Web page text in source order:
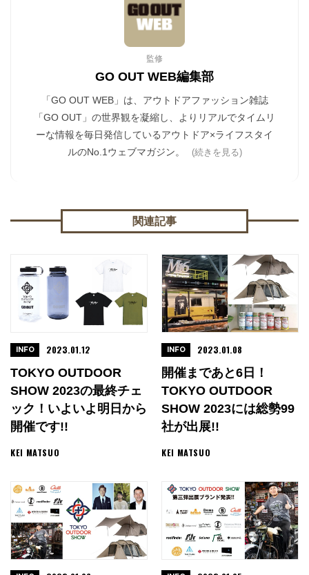
監修
GO OUT WEB編集部
「GO OUT WEB」は、アウトドアファッション雑誌
「GO OUT」の世界観を凝縮し、よりリアルでタイムリ
ーな情報を毎日発信しているアウトドア×ライフスタイ
ルのNo.1ウェブマガジン。
(続きを見る)
関連記事
TOKYO OUTDOOR
SHOW 2023の最終チェ
ック！いよいよ明日から
開催です!!
KEI MATSUO
INFO 2023.01.12
開催まであと6日！
TOKYO OUTDOOR
SHOW 2023には総勢99
社が出展!!
KEI MATSUO
INFO 2023.01.08